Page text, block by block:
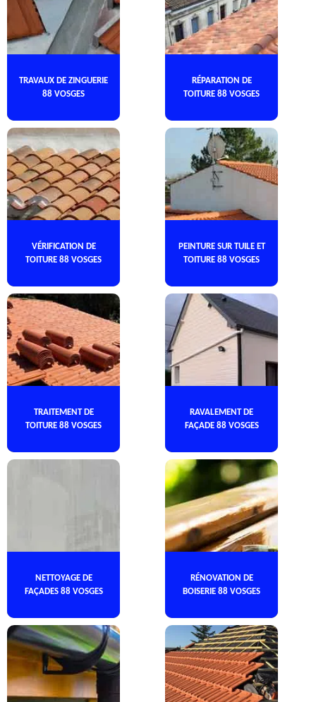
TRAVAUX DE ZINGUERIE
88 VOSGES
RÉPARATION DE
TOITURE 88 VOSGES
VÉRIFICATION DE
TOITURE 88 VOSGES
PEINTURE SUR TUILE ET
TOITURE 88 VOSGES
TRAITEMENT DE
TOITURE 88 VOSGES
RAVALEMENT DE
FAÇADE 88 VOSGES
NETTOYAGE DE
FAÇADES 88 VOSGES
RÉNOVATION DE
BOISERIE 88 VOSGES